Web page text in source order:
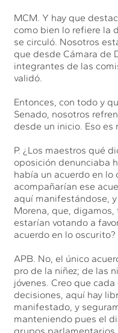
MCM. Y hay que
como bien lo refiere la
se circuló. Nosotros
que desde Cámara de
integrantes de las
validó.
Entonces, con todo y
Senado, nosotros
desde un inicio. Eso
P. ¿Los maestros qué
oposición denunciaba
había un acuerdo en lo
acompañarían ese
aquí manifestándose,
Morena, que,
estarían votando a
acuerdo en lo oscurito?
APB. No, el único
pro de la niñez; de las
jóvenes. Creo que
decisiones, aquí hay
manifestado, y
manteniendo pues el